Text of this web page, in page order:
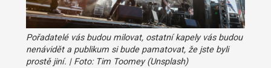
Pořadatelé vás budou milovat, ostatní kapely vás budou
nenávidět a publikum si bude pamatovat, že jste byli
prostě jiní. | Foto: Tim Toomey (Unsplash)